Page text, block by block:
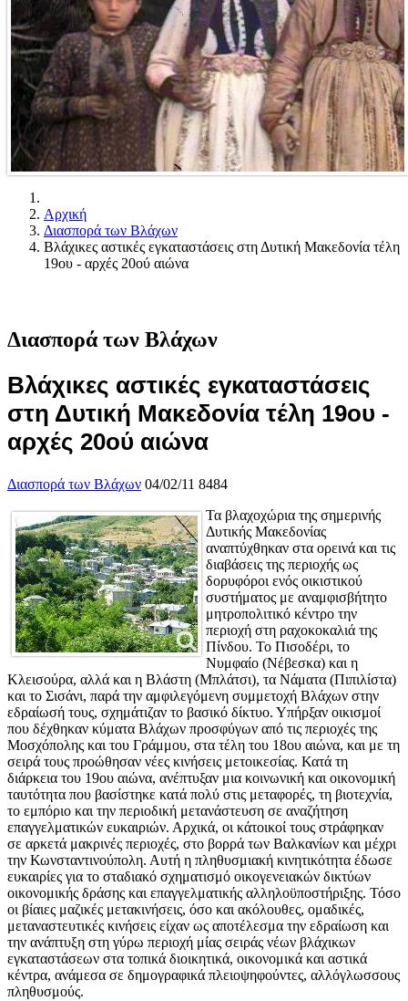
Αρχική
Διασπορά των Βλάχων
Βλάχικες αστικές εγκαταστάσεις στη Δυτική Μακεδονία τέλη
19ου - αρχές 20ού αιώνα
Διασπορά των Βλάχων
Βλάχικες αστικές εγκαταστάσεις
στη Δυτική Μακεδονία τέλη 19ου -
αρχές 20ού αιώνα
Διασπορά των Βλάχων 04/02/11 8484
Τα βλαχοχώρια της σημερινής
Δυτικής Μακεδονίας
αναπτύχθηκαν στα ορεινά και τις
διαβάσεις της περιοχής ως
δορυφόροι ενός οικιστικού
συστήματος με αναμφισβήτητο
μητροπολιτικό κέντρο την
περιοχή στη ραχοκοκαλιά της
Πίνδου. Το Πισοδέρι, το
Νυμφαίο (Νέβεσκα) και η
Κλεισούρα, αλλά και η Βλάστη (Μπλάτσι), τα Νάματα (Πιπιλίστα)
και το Σισάνι, παρά την αμφιλεγόμενη συμμετοχή Βλάχων στην
εδραίωσή τους, σχημάτιζαν το βασικό δίκτυο. Υπήρξαν οικισμοί
που δέχθηκαν κύματα Βλάχων προσφύγων από τις περιοχές της
Μοσχόπολης και του Γράμμου, στα τέλη του 18ου αιώνα, και με τη
σειρά τους προώθησαν νέες κινήσεις μετοικεσίας. Κατά τη
διάρκεια του 19ου αιώνα, ανέπτυξαν μια κοινωνική και οικονομική
ταυτότητα που βασίστηκε κατά πολύ στις μεταφορές, τη βιοτεχνία,
το εμπόριο και την περιοδική μετανάστευση σε αναζήτηση
επαγγελματικών ευκαιριών. Αρχικά, οι κάτοικοί τους στράφηκαν
σε αρκετά μακρινές περιοχές, στο βορρά των Βαλκανίων και μέχρι
την Κωνσταντινούπολη. Αυτή η πληθυσμιακή κινητικότητα έδωσε
ευκαιρίες για το σταδιακό σχηματισμό οικογενειακών δικτύων
οικονομικής δράσης και επαγγελματικής αλληλοϋποστήριξης. Τόσο
οι βίαιες μαζικές μετακινήσεις, όσο και ακόλουθες, ομαδικές,
μεταναστευτικές κινήσεις είχαν ως αποτέλεσμα την εδραίωση και
την ανάπτυξη στη γύρω περιοχή μίας σειράς νέων βλάχικων
εγκαταστάσεων στα τοπικά διοικητικά, οικονομικά και αστικά
κέντρα, ανάμεσα σε δημογραφικά πλειοψηφούντες, αλλόγλωσσους
πληθυσμούς.